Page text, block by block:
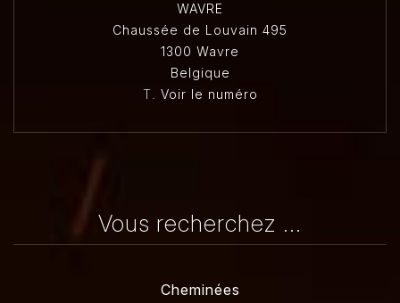
WAVRE
Chaussée de Louvain 495
1300 Wavre
Belgique
T. Voir le numéro
Vous recherchez ...
Cheminées